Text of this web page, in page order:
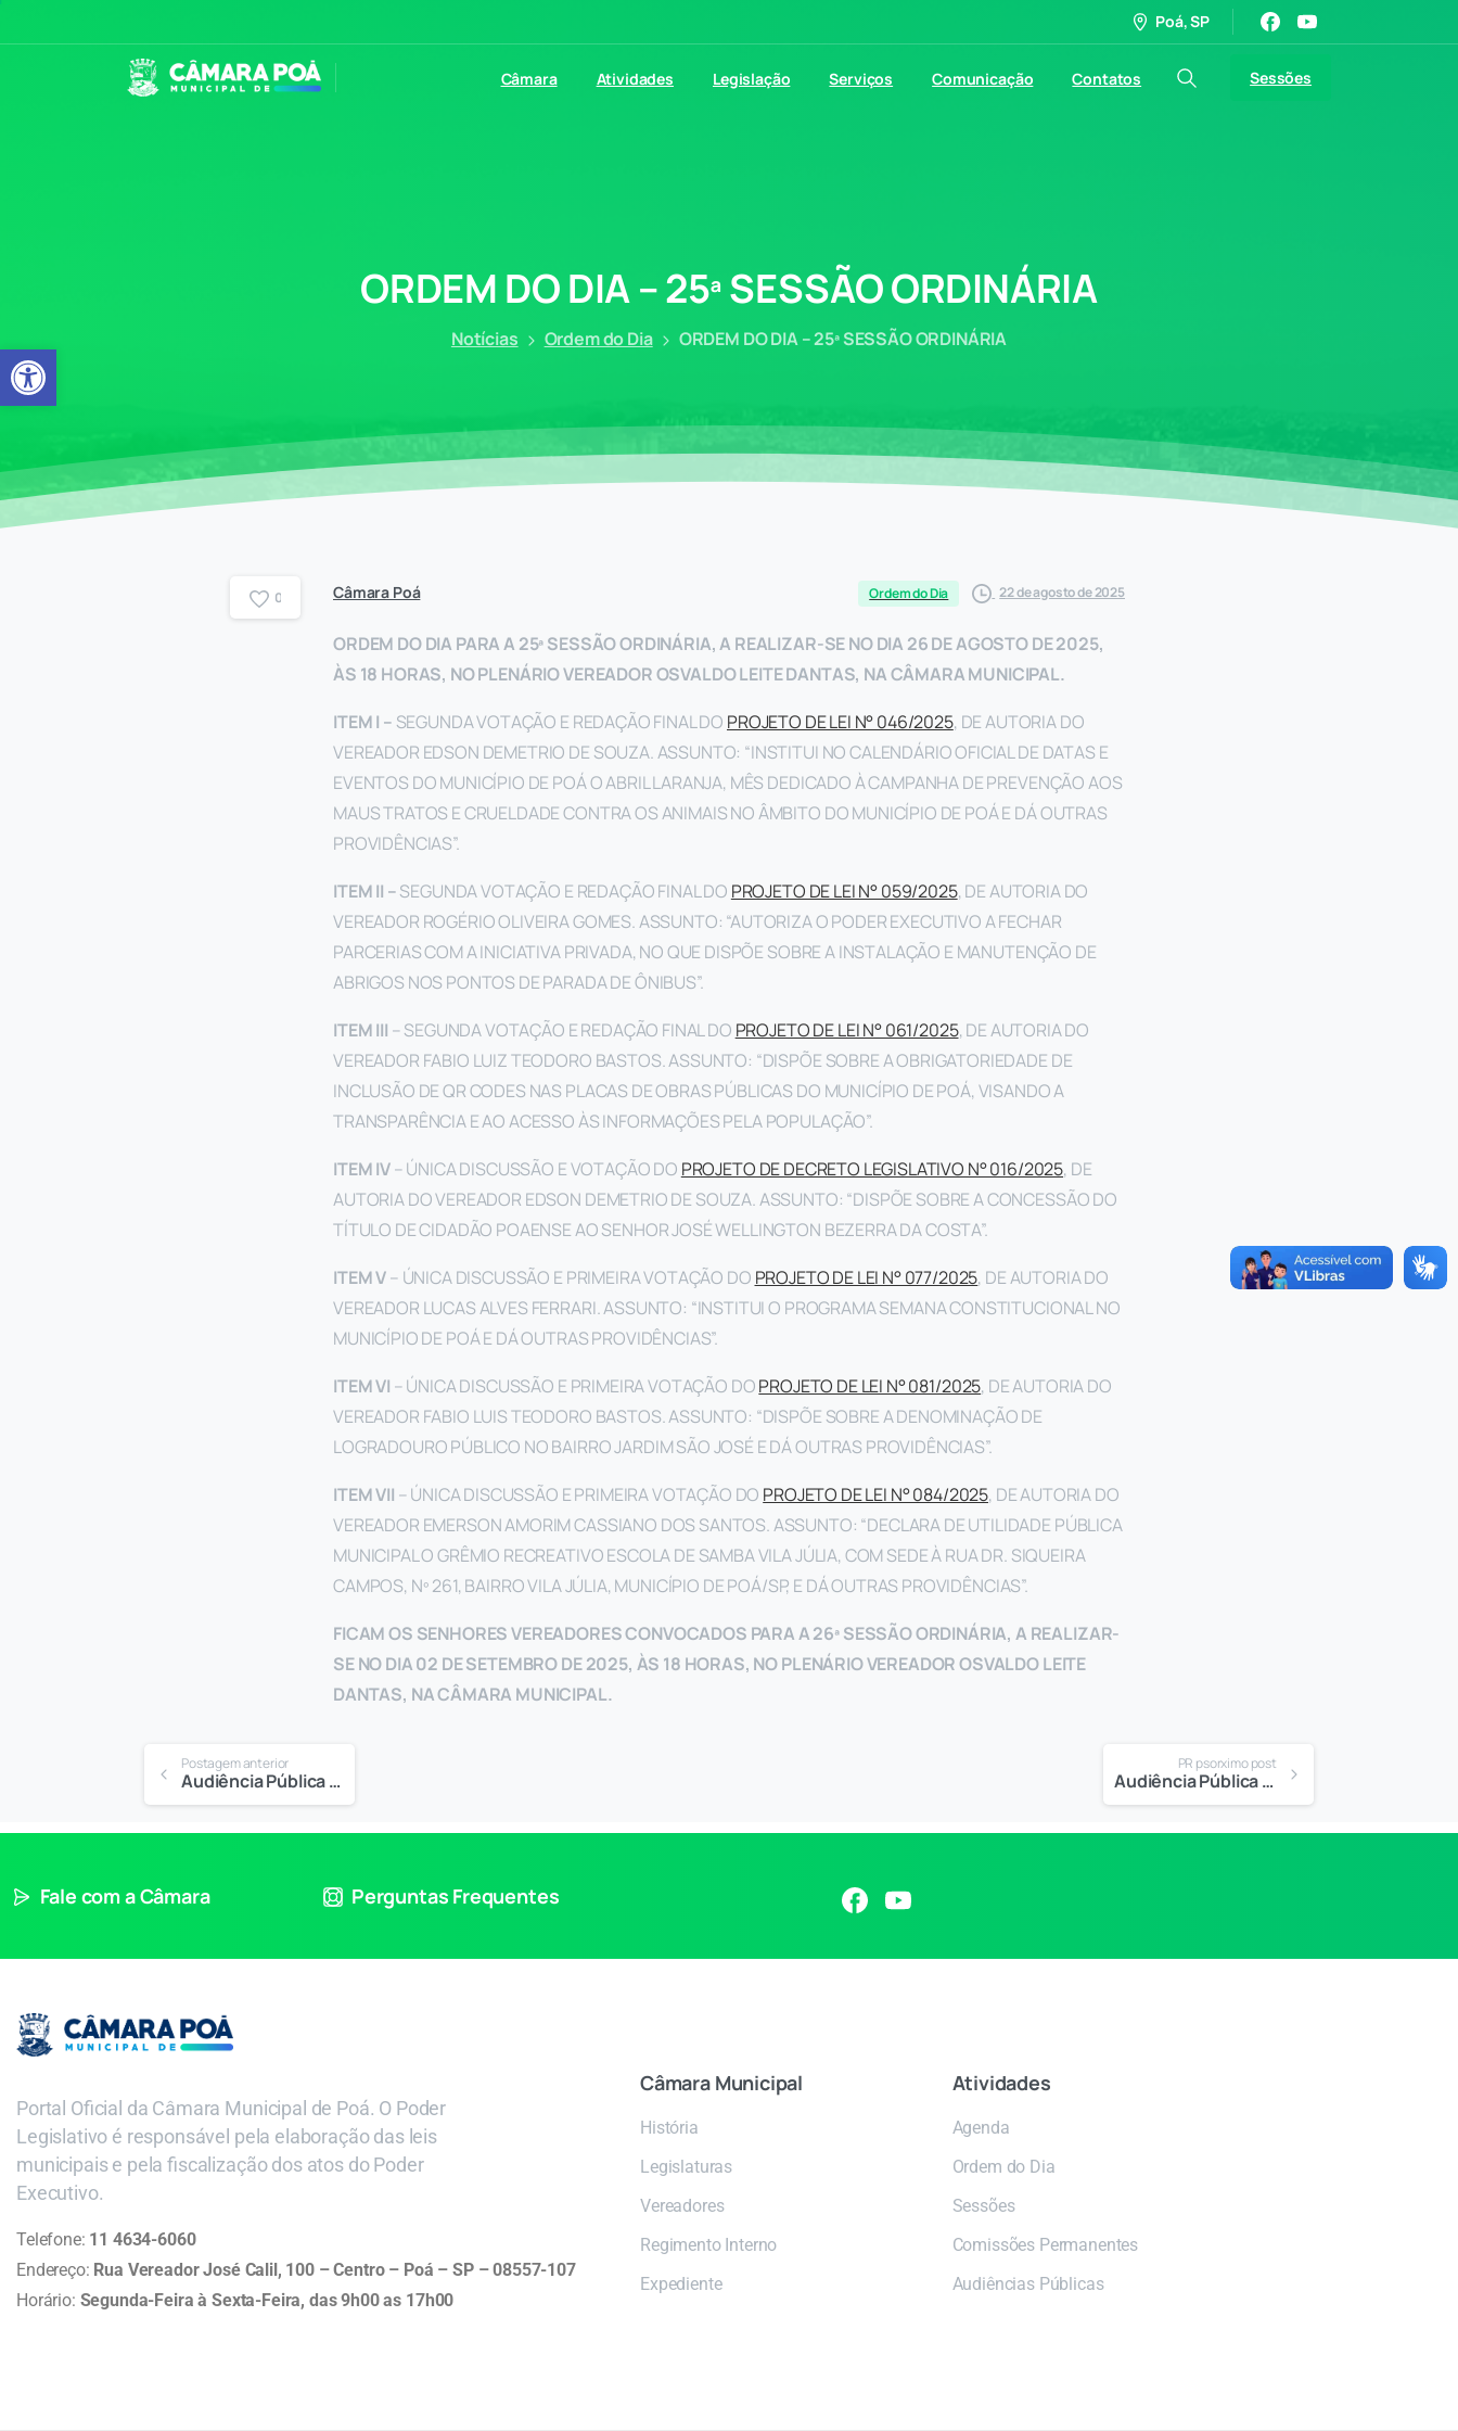
Abrir a barra de ferramentas
Poá, SP
Câmara Atividades Legislação Serviços Comunicação Contatos Sessões
ORDEM DODIA–25ªSESSÃOORDINÁRIA
Notícias Ordem do Dia ORDEM DO DIA – 25ª SESSÃO ORDINÁRIA
0 Câmara Poá Ordem do Dia 22 de agosto de 2025
ORDEM DO DIA PARA A 25ª SESSÃO ORDINÁRIA, A REALIZAR-SE NO DIA 26 DE AGOSTO DE 2025,
ÀS 18 HORAS, NO PLENÁRIO VEREADOR OSVALDO LEITE DANTAS, NA CÂMARA MUNICIPAL.
ITEM I – SEGUNDA VOTAÇÃO E REDAÇÃO FINAL DO PROJETO DE LEI N° 046/2025, DE AUTORIA DO
VEREADOR EDSON DEMETRIO DE SOUZA. ASSUNTO: “INSTITUI NO CALENDÁRIO OFICIAL DE DATAS E
EVENTOS DO MUNICÍPIO DE POÁ O ABRIL LARANJA, MÊS DEDICADO À CAMPANHA DE PREVENÇÃO AOS
MAUS TRATOS E CRUELDADE CONTRA OS ANIMAIS NO ÂMBITO DO MUNICÍPIO DE POÁ E DÁ OUTRAS
PROVIDÊNCIAS”.
ITEM II –SEGUNDA VOTAÇÃO E REDAÇÃO FINAL DO PROJETO DE LEI N° 059/2025, DE AUTORIA DO
VEREADOR ROGÉRIO OLIVEIRA GOMES. ASSUNTO: “AUTORIZA O PODER EXECUTIVO A FECHAR
PARCERIAS COM A INICIATIVA PRIVADA, NO QUE DISPÕE SOBRE A INSTALAÇÃO E MANUTENÇÃO DE
ABRIGOS NOS PONTOS DE PARADA DE ÔNIBUS”.
ITEM III – SEGUNDA VOTAÇÃO E REDAÇÃO FINAL DO PROJETO DE LEI N° 061/2025, DE AUTORIA DO
VEREADOR FABIO LUIZ TEODORO BASTOS. ASSUNTO: “DISPÕE SOBRE A OBRIGATORIEDADE DE
INCLUSÃO DE QR CODES NAS PLACAS DE OBRAS PÚBLICAS DO MUNICÍPIO DE POÁ, VISANDO A
TRANSPARÊNCIA E AO ACESSO ÀS INFORMAÇÕES PELA POPULAÇÃO”.
ITEM IV– ÚNICA DISCUSSÃO E VOTAÇÃO DO PROJETO DE DECRETO LEGISLATIVO N° 016/2025, DE
AUTORIA DO VEREADOR EDSON DEMETRIO DE SOUZA. ASSUNTO: “DISPÕE SOBRE A CONCESSÃO DO
TÍTULO DE CIDADÃO POAENSE AO SENHOR JOSÉ WELLINGTON BEZERRA DA COSTA”.
ITEM V– ÚNICA DISCUSSÃO E PRIMEIRA VOTAÇÃO DO PROJETO DE LEI N° 077/2025, DE AUTORIA DO
VEREADOR LUCAS ALVES FERRARI. ASSUNTO: “INSTITUI O PROGRAMA SEMANA CONSTITUCIONAL NO
MUNICÍPIO DE POÁ E DÁ OUTRAS PROVIDÊNCIAS”.
ITEM VI – ÚNICA DISCUSSÃO E PRIMEIRA VOTAÇÃO DOPROJETO DE LEI N° 081/2025, DE AUTORIA DO
VEREADOR FABIO LUIS TEODORO BASTOS. ASSUNTO: “DISPÕE SOBRE A DENOMINAÇÃO DE
LOGRADOURO PÚBLICO NO BAIRRO JARDIM SÃO JOSÉ E DÁ OUTRAS PROVIDÊNCIAS”.
ITEM VII – ÚNICA DISCUSSÃO E PRIMEIRA VOTAÇÃO DO PROJETO DE LEI N° 084/2025, DE AUTORIA DO
VEREADOR EMERSON AMORIM CASSIANO DOS SANTOS. ASSUNTO: “DECLARA DE UTILIDADE PÚBLICA
MUNICIPAL O GRÊMIO RECREATIVO ESCOLA DE SAMBA VILA JÚLIA, COM SEDE À RUA DR. SIQUEIRA
CAMPOS, Nº 261, BAIRRO VILA JÚLIA, MUNICÍPIO DE POÁ/SP, E DÁ OUTRAS PROVIDÊNCIAS”.
FICAM OS SENHORES VEREADORES CONVOCADOS PARA A 26ª SESSÃO ORDINÁRIA, A REALIZAR-
SE NO DIA 02 DE SETEMBRO DE 2025, ÀS 18 HORAS, NO PLENÁRIO VEREADOR OSVALDO LEITE
DANTAS, NA CÂMARA MUNICIPAL.
Postagem anterior
Audiência Pública – PPA 2026-2029
PR psorximo post
Audiência Pública – 2º Quadrimestre 2025 – Finanças
Fale com a Câmara Perguntas Frequentes
Portal Oficial da Câmara Municipal de Poá. O Poder
Legislativo é responsável pela elaboração das leis
municipais e pela fiscalização dos atos do Poder
Executivo.
Telefone: 11 4634-6060
Endereço: Rua Vereador José Calil, 100 – Centro – Poá – SP – 08557-107
Horário: Segunda-Feira à Sexta-Feira, das 9h00 as 17h00
Câmara Municipal
História
Legislaturas
Vereadores
Regimento Interno
Expediente
Atividades
Agenda
Ordem do Dia
Sessões
Comissões Permanentes
Audiências Públicas